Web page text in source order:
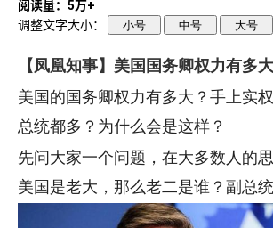
阅读量：5万+
调整文字大小：
小号 中号 大号
【凤凰知事】 美国国务卿权力有多
美国的国务卿权力有多大？手上实
总统都多？为什么会是这样？
先问大家一个问题，在大多数人的
美国是老大，那么老二是谁？副总